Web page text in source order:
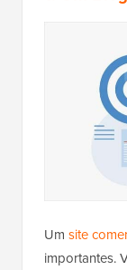
Um site
importantes.